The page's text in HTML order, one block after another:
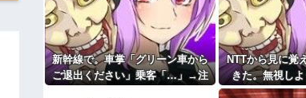
たです」←これほんまかぁ？
の「おはよう」にブチギレｗ
「じゃあお言葉に甘えて…」
コトメの結婚式で、知ら
旦那の同僚女が旦那の元
で残業したり二人で出張に
嘘つくのかな
休んだ翌日、先輩パート
た。このパートの性格悪く
【速報】専門家「イオ
新幹線で。車掌「グリーン車から
ご退出ください」乗客「…」→注
NTTから見に覚
きた。無視し
ら、とんでも